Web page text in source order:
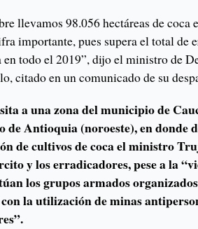
llevamos 98.056 hectáreas de coca
importante, pues supera el total de
todo el 2019”, dijo el ministro de
citado en un comunicado de su
a una zona del municipio de
de Antioquia (noroeste), en donde
de cultivos de coca el ministro
y los erradicadores, pese a la
los grupos armados
la utilización de minas